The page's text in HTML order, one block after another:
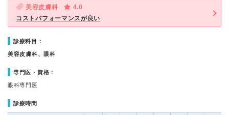
美容皮膚科
4.0
コストパフォーマンスが良い
診療科目：
美容皮膚科、眼科
専門医・資格：
眼科専門医
診療時間